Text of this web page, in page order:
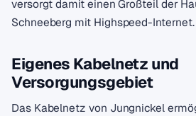
versorgt damit einen Großteil der
Schneeberg mit Highspeed-Internet.
Eigenes Kabelnetz und
Versorgungsgebiet
Das Kabelnetz von Jungnickel